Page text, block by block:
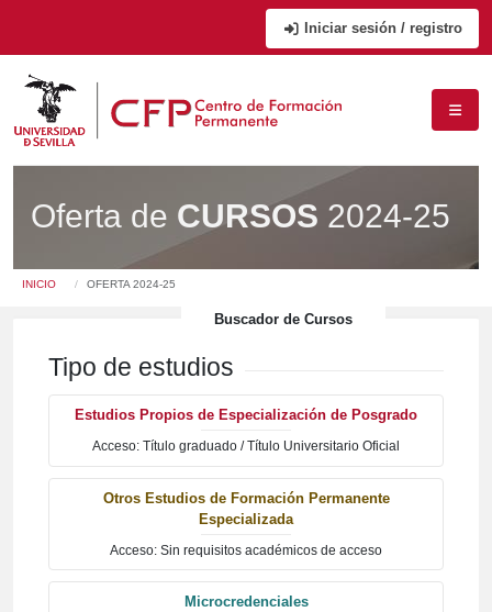
Iniciar sesión / registro
Oferta de CURSOS 2024-25
Usted está en:
INICIO OFERTA 2024-25
Buscador de Cursos
Tipo de estudios
Estudios Propios de Especialización de Posgrado
Acceso: Título graduado / Título Universitario Oficial
Otros Estudios de Formación Permanente
Especializada
Acceso: Sin requisitos académicos de acceso
Microcredenciales